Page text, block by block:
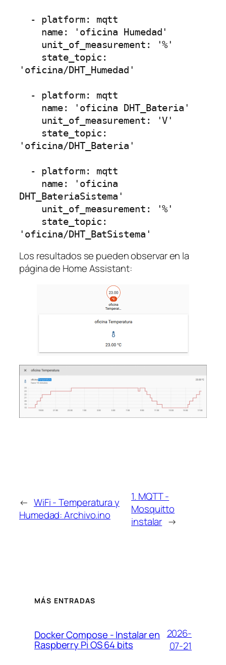
'oficina/DHT_Humedad'
'oficina/DHT_Bateria'
DHT_BateriaSistema'
Los resultados se pueden observar en la
página de Home Assistant:
← WiFi - Temperatura y
Humedad: Archivo.ino
1. MQTT -
Mosquitto
instalar →
MÁS ENTRADAS
Docker Compose - Instalar en
Raspberry Pi OS 64 bits
2026-
07-21